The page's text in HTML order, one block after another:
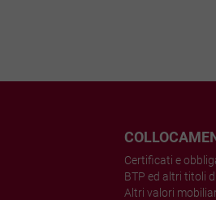
Certificati e
BTP ed altri titoli
Altri valori